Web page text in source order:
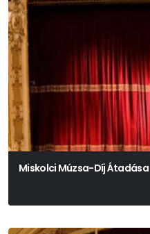
Miskolci Múzsa-Díj Átadása